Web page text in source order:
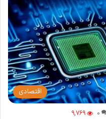
اقتصادی
0
9,769